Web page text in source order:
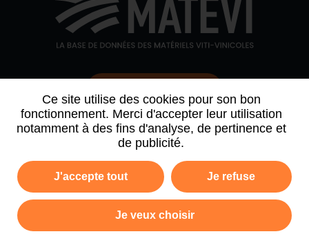
Ce site utilise des cookies pour son bon
fonctionnement. Merci d'accepter leur utilisation
notamment à des fins d'analyse, de pertinence et
de publicité.
J'accepte tout Je refuse
Je veux choisir
QUI SOMMES-NOUS AGENDA
ARCHIVE NEWSLETTER
Politique de confidentialité
Mentions légales